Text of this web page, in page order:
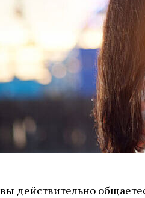
действительно